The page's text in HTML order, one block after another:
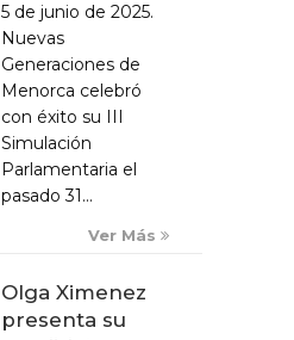
5 de junio de 2025.
Nuevas
Generaciones de
Menorca celebró
con éxito su III
Simulación
Parlamentaria el
pasado 31...
Ver Más
Olga Ximenez
presenta su